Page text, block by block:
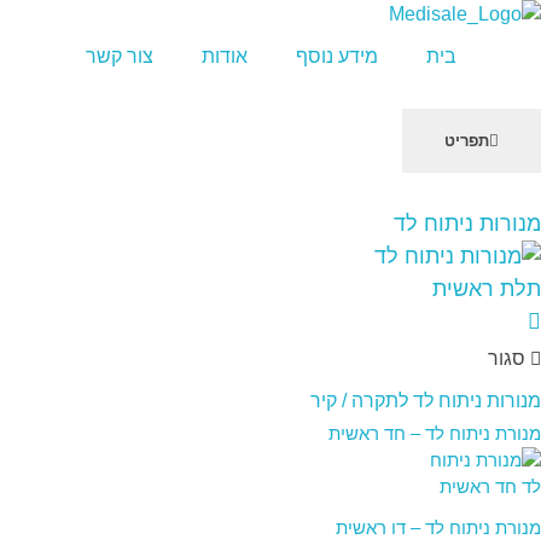
לֵב:
בְּאֲתָר
זֶה
מֻפְעֶלֶת
"נָגִישׁ
בִּקְלִיק"
הַמְּסַיַּעַת
לִנְגִישׁוּת
הָאֲתָר.
בית מידע נוסף אודות צור קשר
תפריט
מנורות ניתוח לד
סגור
מנורות ניתוח לד לתקרה / קיר
מנורת ניתוח לד – חד ראשית
מנורת ניתוח לד – דו ראשית